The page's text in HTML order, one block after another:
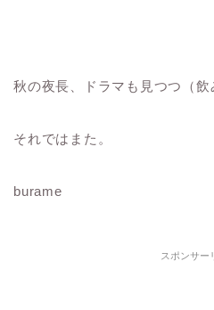
秋の夜長、ドラマも見つつ（飲
それではまた。
burame
スポンサー